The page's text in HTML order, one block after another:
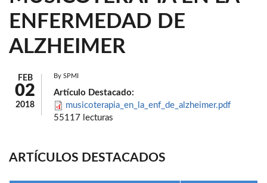
ENFERMEDAD DE
ALZHEIMER
FEB
02
2018
By SPMI
Artículo Destacado:
musicoterapia_en_la_enf_de_alzheimer.pdf
55117 lecturas
ARTÍCULOS DESTACADOS